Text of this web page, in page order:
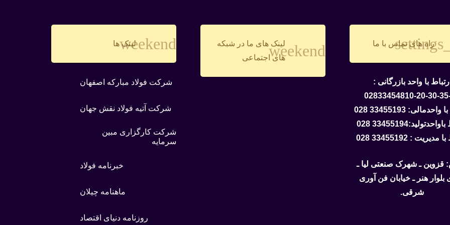
راه های تماس با ما
ارتباط با واحد بازرگانی :
02833454810-20-30-
33455193 028
028
مدیریت : 33455192 028
قزوین ـ شهرک صنعتی لیا ـ
بلوار هنر ـ خیابان فن آوری
شرقی.
weekendلینک های ما در شبکه
های اجتماعی
weekend
لینک ها
شرکت فولاد مبارکه اصفهان
شرکت آتیه فولاد نقش جهان
شرکت کارگزاری مبین
سرمایه
خبرنامه فولاد
ماهنامه چیلان
روزنامه دنیای اقتصاد